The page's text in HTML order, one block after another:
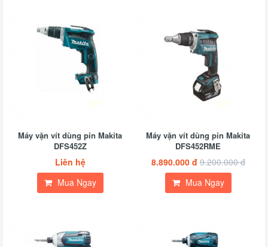
Máy vặn vít dùng pin Makita
DFS452Z
Liên hệ
Mua Ngay
Máy vặn vít dùng pin Makita
DFS452RME
8.890.000 đ 9.200.000 đ
Mua Ngay